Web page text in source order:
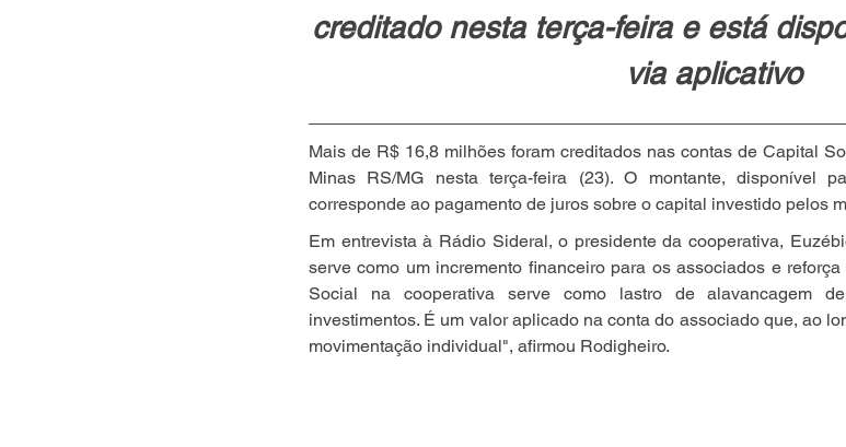
creditado nesta terça-feira e está
via aplicativo
Mais de R$ 16,8 milhões foram creditados nas contas de Capital
Minas RS/MG nesta terça-feira (23). O montante, disponível
corresponde ao pagamento de juros sobre o capital investido pelos
Em entrevista à Rádio Sideral, o presidente da cooperativa,
serve como um incremento financeiro para os associados e
Social na cooperativa serve como lastro de alavancagem
investimentos. É um valor aplicado na conta do associado que, ao
movimentação individual", afirmou Rodigheiro.